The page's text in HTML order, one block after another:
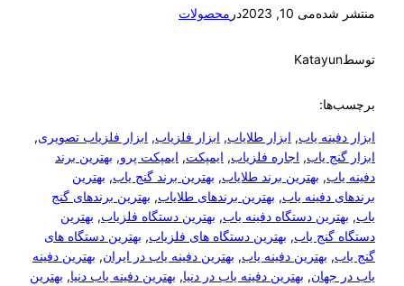
می 10, 2023 در محصولات
یاب, ابزار طلایاب, ابزار فلزیاب, ابزار فلزیاب تصویری,
, اجاره فلزیاب , ایمپکت, ایمپکت پرو, بهترین برند
بهترین برند طلایاب, بهترین برند گنج یاب, بهترین
یاب, بهترین برندهای طلایاب , بهترین برندهای گنج
دستگاه دفینه یاب, بهترین دستگاه فلزیاب, بهترین
یاب, بهترین دستگاه های فلزیاب, بهترین دستگاه های
بهترین دفینه یاب, بهترین دفینه یاب در ایران, بهترین دفینه
بهترین دفینه یاب در دنیا, بهترین دفینه یاب دنیا , بهترین